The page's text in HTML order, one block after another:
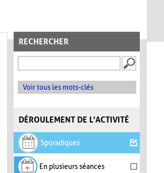
RECHERCHER
Voir tous les mots-clés
DÉROULEMENT DE L'ACTIVITÉ
Sporadiques
En plusieurs séances